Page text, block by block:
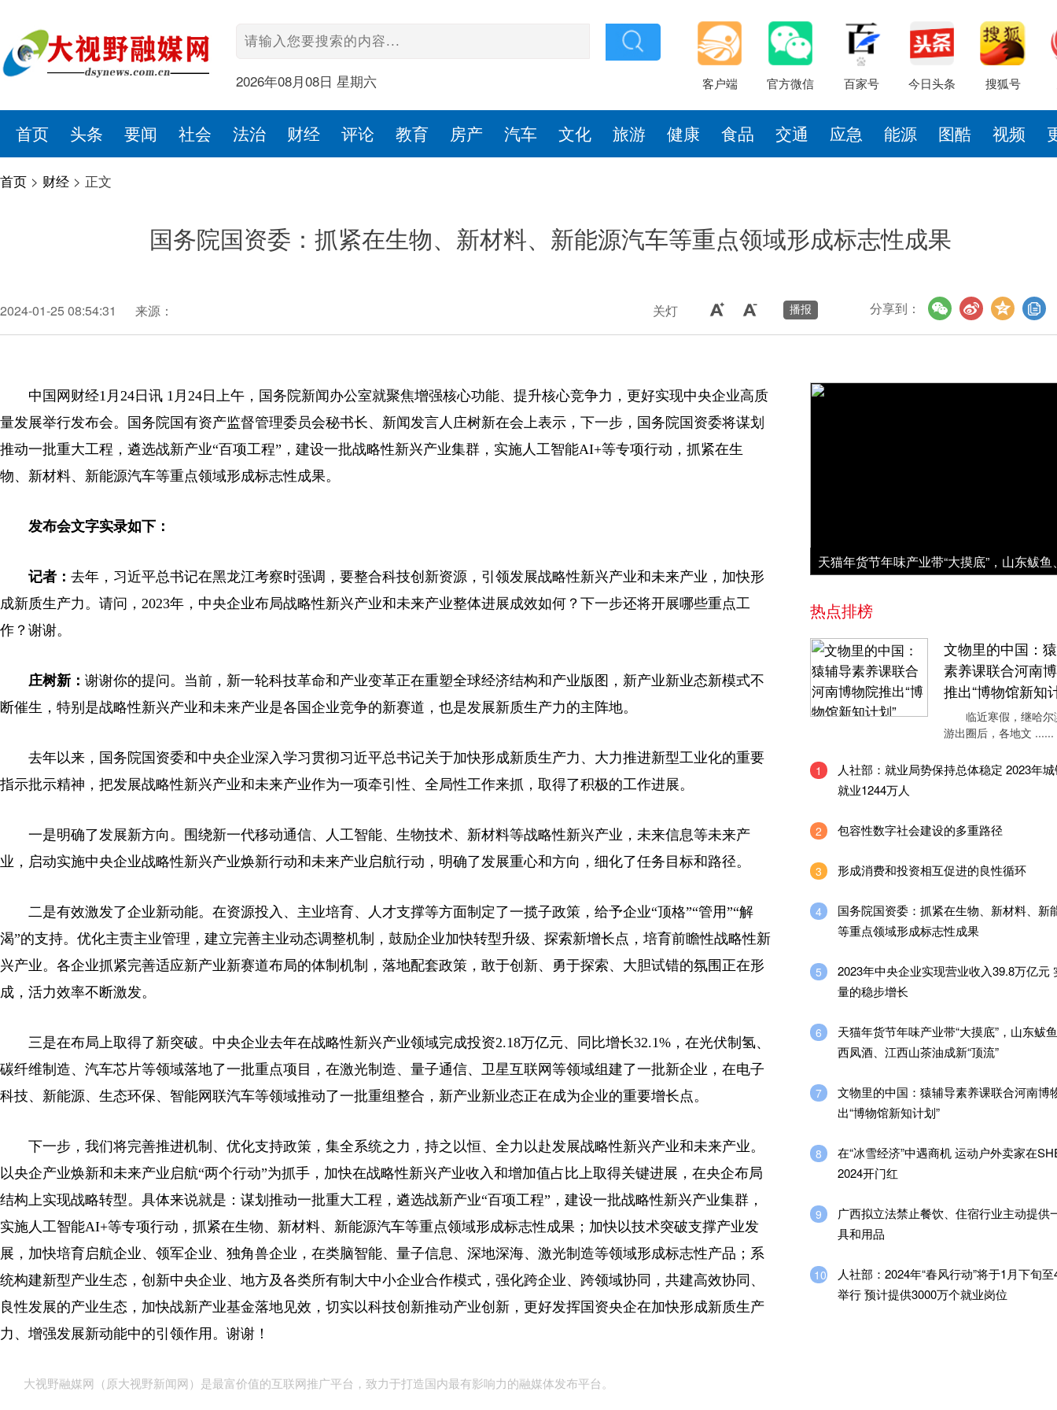
2026年08月08日 星期六 客户端 官方微信 百家号 今日头条 搜狐号
首页 头条 要闻 社会 法治 财经 评论 教育 房产 汽车 文化 旅游 健康 食品 交通 应急 能源 图酷 视频
首页 > 财经 > 正文
国务院国资委：抓紧在生物、新材料、新能源汽车等重点领域形成标志性成果
2024-01-25 08:54:31 来源： 关灯 分享到：
中国网财经1月24日讯 1月24日上午，国务院新闻办公室就聚焦增强核心功能、提升核心竞争力，更好实现中央企业高质
量发展举行发布会。国务院国有资产监督管理委员会秘书长、新闻发言人庄树新在会上表示，下一步，国务院国资委将谋划
推动一批重大工程，遴选战新产业“百项工程”，建设一批战略性新兴产业集群，实施人工智能AI+等专项行动，抓紧在生
物、新材料、新能源汽车等重点领域形成标志性成果。
发布会文字实录如下：
记者： 去年，习近平总书记在黑龙江考察时强调，要整合科技创新资源，引领发展战略性新兴产业和未来产业，加快形
成新质生产力。请问，2023年，中央企业布局战略性新兴产业和未来产业整体进展成效如何？下一步还将开展哪些重点工
作？谢谢。
庄树新： 谢谢你的提问。当前，新一轮科技革命和产业变革正在重塑全球经济结构和产业版图，新产业新业态新模式不
断催生，特别是战略性新兴产业和未来产业是各国企业竞争的新赛道，也是发展新质生产力的主阵地。
去年以来，国务院国资委和中央企业深入学习贯彻习近平总书记关于加快形成新质生产力、大力推进新型工业化的重要
指示批示精神，把发展战略性新兴产业和未来产业作为一项牵引性、全局性工作来抓，取得了积极的工作进展。
一是明确了发展新方向。围绕新一代移动通信、人工智能、生物技术、新材料等战略性新兴产业，未来信息等未来产
业，启动实施中央企业战略性新兴产业焕新行动和未来产业启航行动，明确了发展重心和方向，细化了任务目标和路径。
二是有效激发了企业新动能。在资源投入、主业培育、人才支撑等方面制定了一揽子政策，给予企业“顶格”“管用”“解
渴”的支持。优化主责主业管理，建立完善主业动态调整机制，鼓励企业加快转型升级、探索新增长点，培育前瞻性战略性新
兴产业。各企业抓紧完善适应新产业新赛道布局的体制机制，落地配套政策，敢于创新、勇于探索、大胆试错的氛围正在形
成，活力效率不断激发。
三是在布局上取得了新突破。中央企业去年在战略性新兴产业领域完成投资2.18万亿元、同比增长32.1%，在光伏制氢、
碳纤维制造、汽车芯片等领域落地了一批重点项目，在激光制造、量子通信、卫星互联网等领域组建了一批新企业，在电子
科技、新能源、生态环保、智能网联汽车等领域推动了一批重组整合，新产业新业态正在成为企业的重要增长点。
下一步，我们将完善推进机制、优化支持政策，集全系统之力，持之以恒、全力以赴发展战略性新兴产业和未来产业。
以央企产业焕新和未来产业启航“两个行动”为抓手，加快在战略性新兴产业收入和增加值占比上取得关键进展，在央企布局
结构上实现战略转型。具体来说就是：谋划推动一批重大工程，遴选战新产业“百项工程”，建设一批战略性新兴产业集群，
实施人工智能AI+等专项行动，抓紧在生物、新材料、新能源汽车等重点领域形成标志性成果；加快以技术突破支撑产业发
展，加快培育启航企业、领军企业、独角兽企业，在类脑智能、量子信息、深地深海、激光制造等领域形成标志性产品；系
统构建新型产业生态，创新中央企业、地方及各类所有制大中小企业合作模式，强化跨企业、跨领域协同，共建高效协同、
良性发展的产业生态，加快战新产业基金落地见效，切实以科技创新推动产业创新，更好发挥国资央企在加快形成新质生产
力、增强发展新动能中的引领作用。谢谢！
大视野融媒网（原大视野新闻网）是最富价值的互联网推广平台，致力于打造国内最有影响力的融媒体发布平台。
热点排榜
文物里的中国：
素养课联合河南
推出“博物馆新知
临近寒假，继哈尔
游出圈后，各地文 ......
1
人社部：就业局势保持总体稳定 2023年
就业1244万人
2 包容性数字社会建设的多重路径
3 形成消费和投资相互促进的良性循环
4
国务院国资委：抓紧在生物、新材料、新
等重点领域形成标志性成果
5
2023年中央企业实现营业收入39.8万亿元
量的稳步增长
6
天猫年货节年味产业带“大摸底”，山东鲅
西凤酒、江西山茶油成新“顶流”
7
文物里的中国：猿辅导素养课联合河南博
出“博物馆新知计划”
8
在“冰雪经济”中遇商机 运动户外卖家在
2024开门红
9
广西拟立法禁止餐饮、住宿行业主动提供
具和用品
10
人社部：2024年“春风行动”将于1月下旬
举行 预计提供3000万个就业岗位